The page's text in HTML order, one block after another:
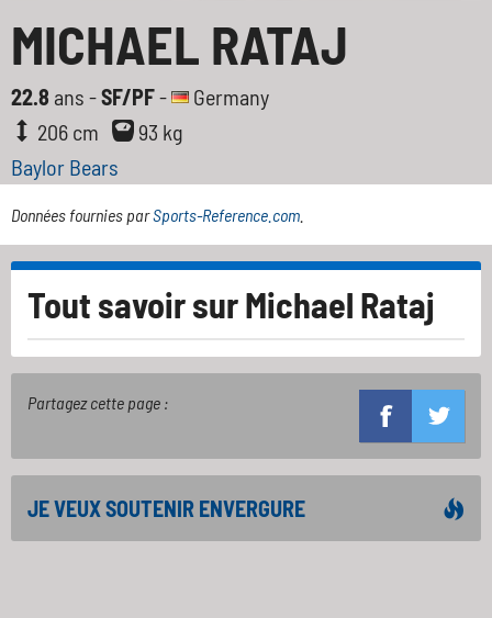
MICHAEL RATAJ
22.8 ans -SF/PF-
Germany
206 cm
93 kg
Baylor Bears
Données fournies parSports-Reference.com
Tout savoir surMichael Rataj
Partagez cette page :
JE VEUX SOUTENIR ENVERGURE